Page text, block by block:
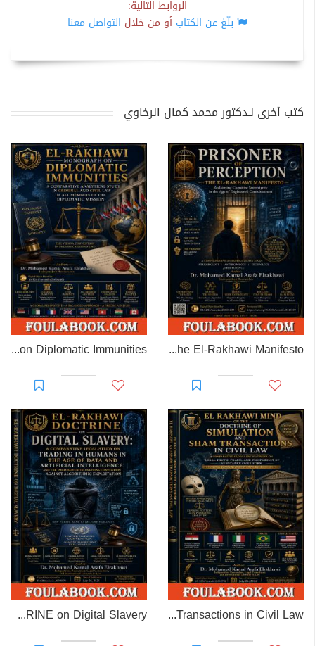
الروابط التالية:
بلّغ عن الكتاب أو من خلال التواصل معنا
كتب أخرى لـدكتور محمد كمال الرخاوي
Prisoner of Perception: The El-Rakhawi Manifesto
EL-RAKHAWI MONOGRAPH on Diplomatic Immunities
EL RAKHAWI MIND on the Doctrine of Simulation and Sham Transactions in Civil Law
EL-RAKHAWI DOCTRINE on Digital Slavery